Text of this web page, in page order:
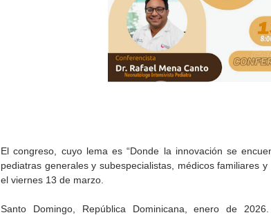
El congreso, cuyo lema es “Donde la innovación se
pediatras generales y subespecialistas, médicos familiares
el viernes 13 de marzo.
Santo Domingo, República Dominicana, enero de